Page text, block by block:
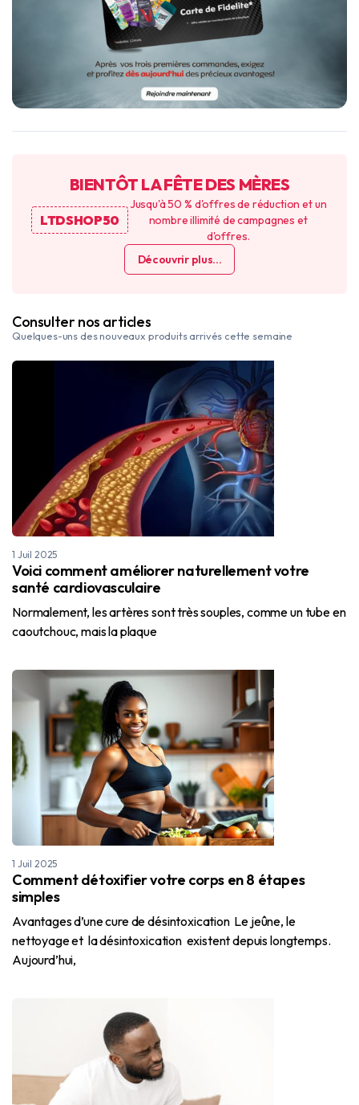
BIENTÔT LA FÊTE DES MÈRES
LTDSHOP50
Jusqu'à 50 % d'offres de réduction et un
nombre illimité de campagnes et
d'offres.
Découvrir plus...
Consulter nos articles
Quelques-uns des nouveaux produits arrivés cette semaine
1 Juil 2025
Voici comment améliorer naturellement votre
santé cardiovasculaire
Normalement, les artères sont très souples, comme un tube en
caoutchouc, mais la plaque
1 Juil 2025
Comment détoxifier votre corps en 8 étapes
simples
Avantages d’une cure de désintoxication Le jeûne, le
nettoyage et la désintoxication existent depuis longtemps.
Aujourd’hui,